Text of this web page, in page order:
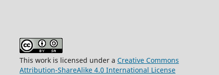
This work is licensed under a Creative Commons
Attribution-ShareAlike 4.0 International License